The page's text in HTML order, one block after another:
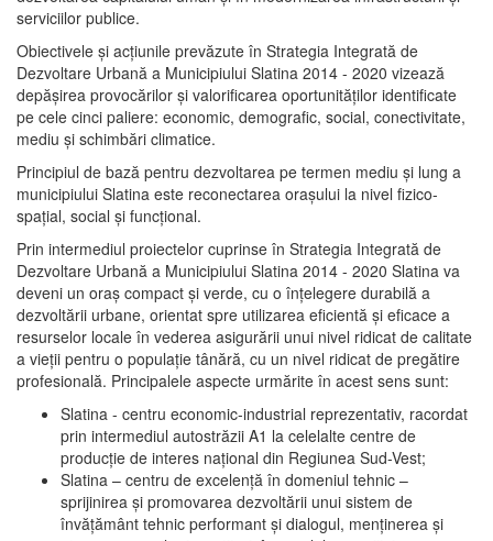
serviciilor publice.
Obiectivele şi acţiunile prevăzute în Strategia Integrată de
Dezvoltare Urbană a Municipiului Slatina 2014 - 2020 vizează
depășirea provocărilor şi valorificarea oportunităţilor identificate
pe cele cinci paliere: economic, demografic, social, conectivitate,
mediu şi schimbări climatice.
Principiul de bază pentru dezvoltarea pe termen mediu şi lung a
municipiului Slatina este reconectarea oraşului la nivel fizico-
spaţial, social şi funcţional.
Prin intermediul proiectelor cuprinse în Strategia Integrată de
Dezvoltare Urbană a Municipiului Slatina 2014 - 2020 Slatina va
deveni un oraş compact şi verde, cu o înţelegere durabilă a
dezvoltării urbane, orientat spre utilizarea eficientă şi eficace a
resurselor locale în vederea asigurării unui nivel ridicat de calitate
a vieţii pentru o populaţie tânără, cu un nivel ridicat de pregătire
profesională. Principalele aspecte urmărite în acest sens sunt:
Slatina - centru economic-industrial reprezentativ, racordat
prin intermediul autostrăzii A1 la celelalte centre de
producţie de interes naţional din Regiunea Sud-Vest;
Slatina – centru de excelenţă în domeniul tehnic –
sprijinirea şi promovarea dezvoltării unui sistem de
învăţământ tehnic performant şi dialogul, menţinerea şi